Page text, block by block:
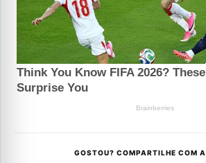
GOSTOU? COMPARTILHE COM